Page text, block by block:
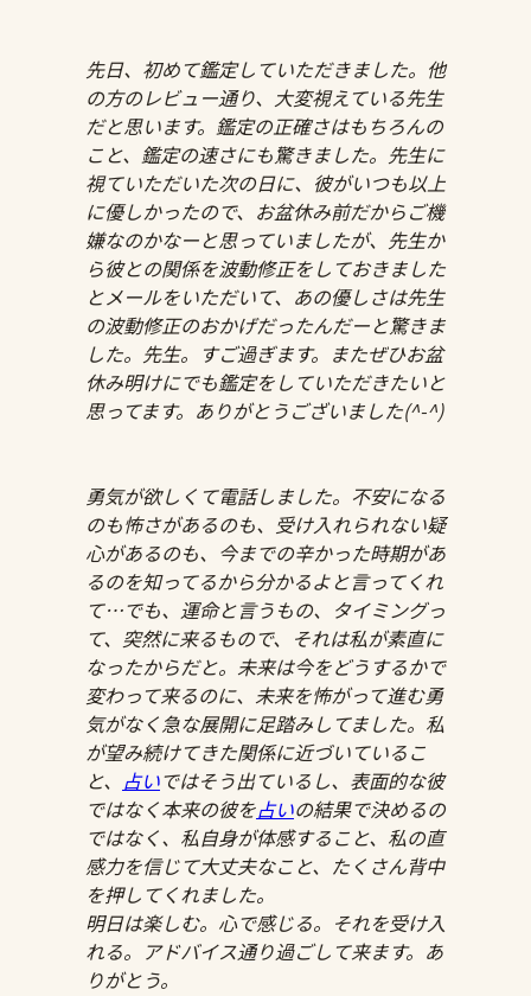
先日、初めて鑑定していただきました。他
の方のレビュー通り、大変視えている先生
だと思います。鑑定の正確さはもちろんの
こと、鑑定の速さにも驚きました。先生に
視ていただいた次の日に、彼がいつも以上
に優しかったので、お盆休み前だからご機
嫌なのかなーと思っていましたが、先生か
ら彼との関係を波動修正をしておきました
とメールをいただいて、あの優しさは先生
の波動修正のおかげだったんだーと驚きま
した。先生。すご過ぎます。またぜひお盆
休み明けにでも鑑定をしていただきたいと
思ってます。ありがとうございました(^-^)
勇気が欲しくて電話しました。不安になる
のも怖さがあるのも、受け入れられない疑
心があるのも、今までの辛かった時期があ
るのを知ってるから分かるよと言ってくれ
て…でも、運命と言うもの、タイミングっ
て、突然に来るもので、それは私が素直に
なったからだと。未来は今をどうするかで
変わって来るのに、未来を怖がって進む勇
気がなく急な展開に足踏みしてました。私
が望み続けてきた関係に近づいているこ
と、 占いではそう出ているし、表面的な彼
ではなく本来の彼を占いの結果で決めるの
ではなく、私自身が体感すること、私の直
感力を信じて大丈夫なこと、たくさん背中
を押してくれました。
明日は楽しむ。心で感じる。それを受け入
れる。アドバイス通り過ごして来ます。あ
りがとう。